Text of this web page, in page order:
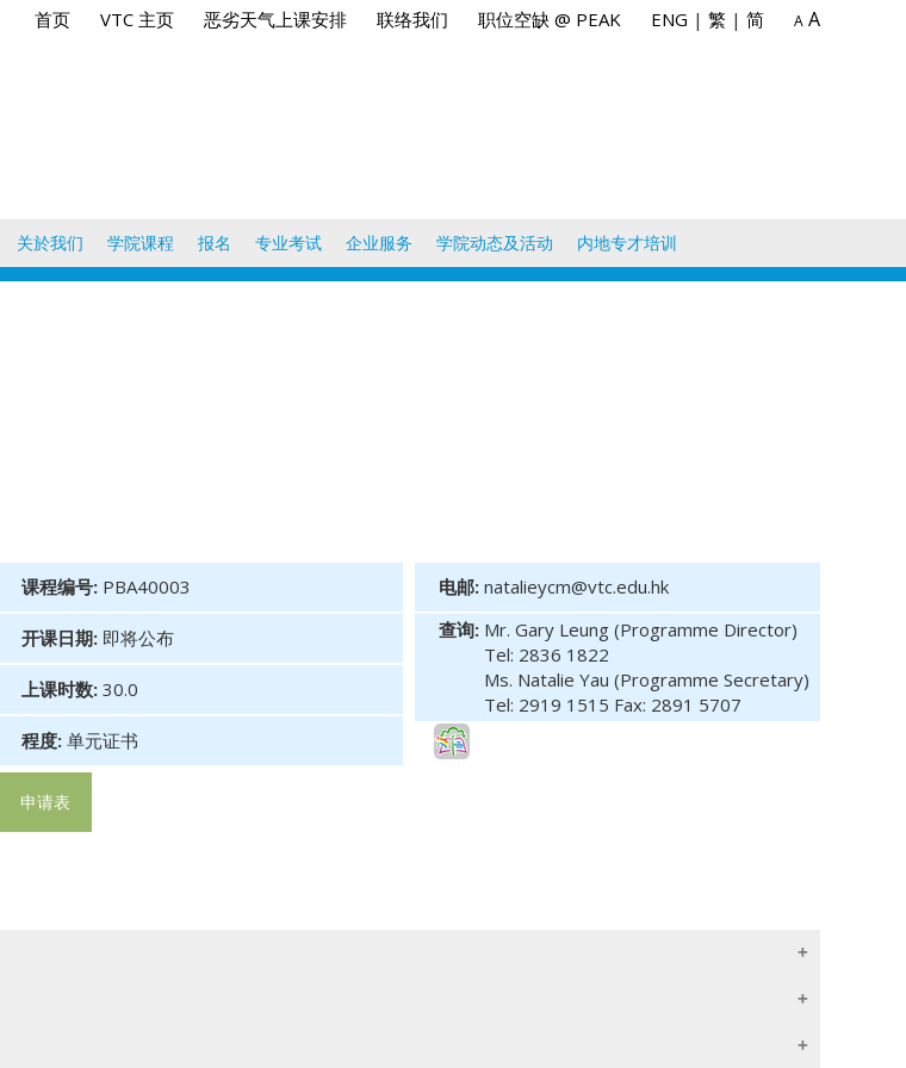
首页 VTC 主页 恶劣天气上课安排 联络我们 职位空缺 @ PEAK ENG | 繁 | 简 A A
关於我们 学院课程 报名 专业考试 企业服务 学院动态及活动 内地专才培训
课程编号: PBA40003
开课日期: 即将公布
上课时数: 30.0
程度: 单元证书
申请表
电邮: natalieycm@vtc.edu.hk
查询: Mr. Gary Leung (Programme Director)
Tel: 2836 1822
Ms. Natalie Yau (Programme Secretary)
Tel: 2919 1515 Fax: 2891 5707